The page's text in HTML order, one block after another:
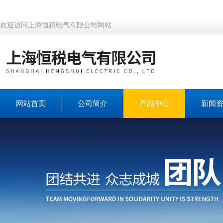
欢迎访问上海恒税电气有限公司网站
网站首页 公司简介 产品中心 新闻